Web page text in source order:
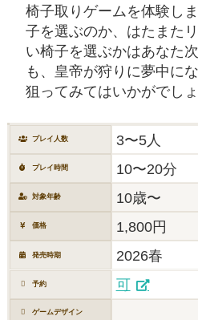
椅子取りゲームを体験し
子を選ぶのか、はたまた
い椅子を選ぶかはあなた
も、皇帝が狩りに夢中に
狙ってみてはいかがでし
プレイ人数 3〜5人
プレイ時間 10〜20分
対象年齢 10歳〜
価格 1,800円
発売時期 2026春
予約 可
ゲームデザイン